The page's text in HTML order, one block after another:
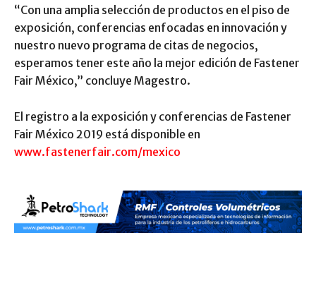
“Con una amplia selección de productos en el piso de
exposición, conferencias enfocadas en innovación y
nuestro nuevo programa de citas de negocios,
esperamos tener este año la mejor edición de Fastener
Fair México,” concluye Magestro.
El registro a la exposición y conferencias de Fastener
Fair México 2019 está disponible en
www.fastenerfair.com/mexico